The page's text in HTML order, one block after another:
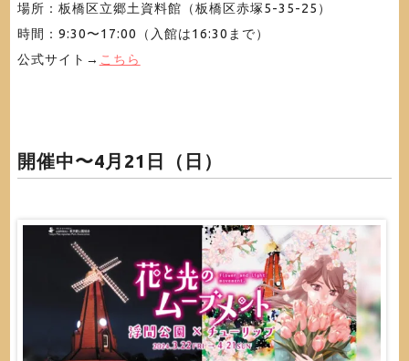
場所：板橋区立郷土資料館（板橋区赤塚5-35-25）
時間：9:30〜17:00（入館は16:30まで）
公式サイト→ こちら
開催中〜4月21日（日）